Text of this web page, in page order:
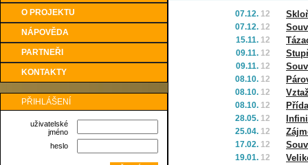
O PROJEKTU
NÁPOVĚDA
PARTNEŘI
KONTAKTY
PŘIHLÁŠENÍ
uživatelské
jméno
heslo
07.12. 12
07.12. 12
15.11. 12
09.11. 12
09.11. 12
08.10. 12
08.10. 12
08.10. 12
28.05. 12
25.04. 12
17.02. 12
19.01. 12